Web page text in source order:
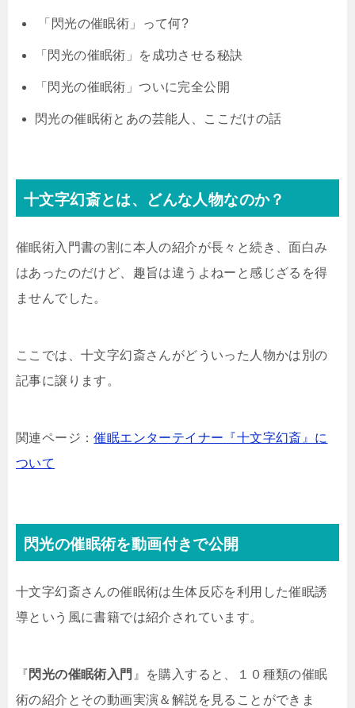
「閃光の催眠術」って何?
「閃光の催眠術」を成功させる秘訣
「閃光の催眠術」ついに完全公開
閃光の催眠術とあの芸能人、ここだけの話
十文字幻斎とは、どんな人物なのか？
催眠術入門書の割に本人の紹介が長々と続き、面白み
はあったのだけど、趣旨は違うよねーと感じざるを得
ませんでした。
ここでは、十文字幻斎さんがどういった人物かは別の
記事に譲ります。
関連ページ：催眠エンターテイナー『十文字幻斎』に
ついて
閃光の催眠術を動画付きで公開
十文字幻斎さんの催眠術は生体反応を利用した催眠誘
導という風に書籍では紹介されています。
『閃光の催眠術入門 』を購入すると、１０種類の催眠
術の紹介とその動画実演＆解説を見ることができま